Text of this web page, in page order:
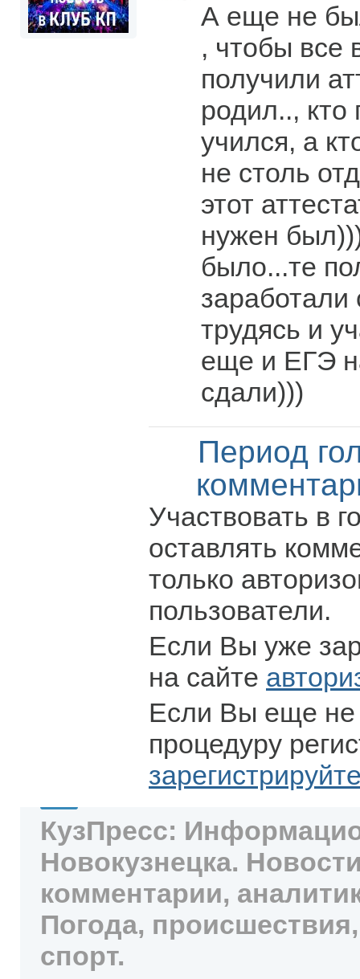
А еще не
, чтобы все
получили
родил..,
учился, а
не столь
этот
нужен
было...те
трудясь и
еще и ЕГЭ
сдали)))
Период
Участвовать в
оставлять
только
пользователи.
Если Вы уже
на сайте
Если Вы еще не
процедуру
КузПресс:
Новокузнецка.
комментарии,
Погода,
спорт.